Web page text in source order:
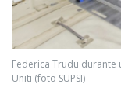
Federica Trudu durante
Uniti (foto SUPSI)